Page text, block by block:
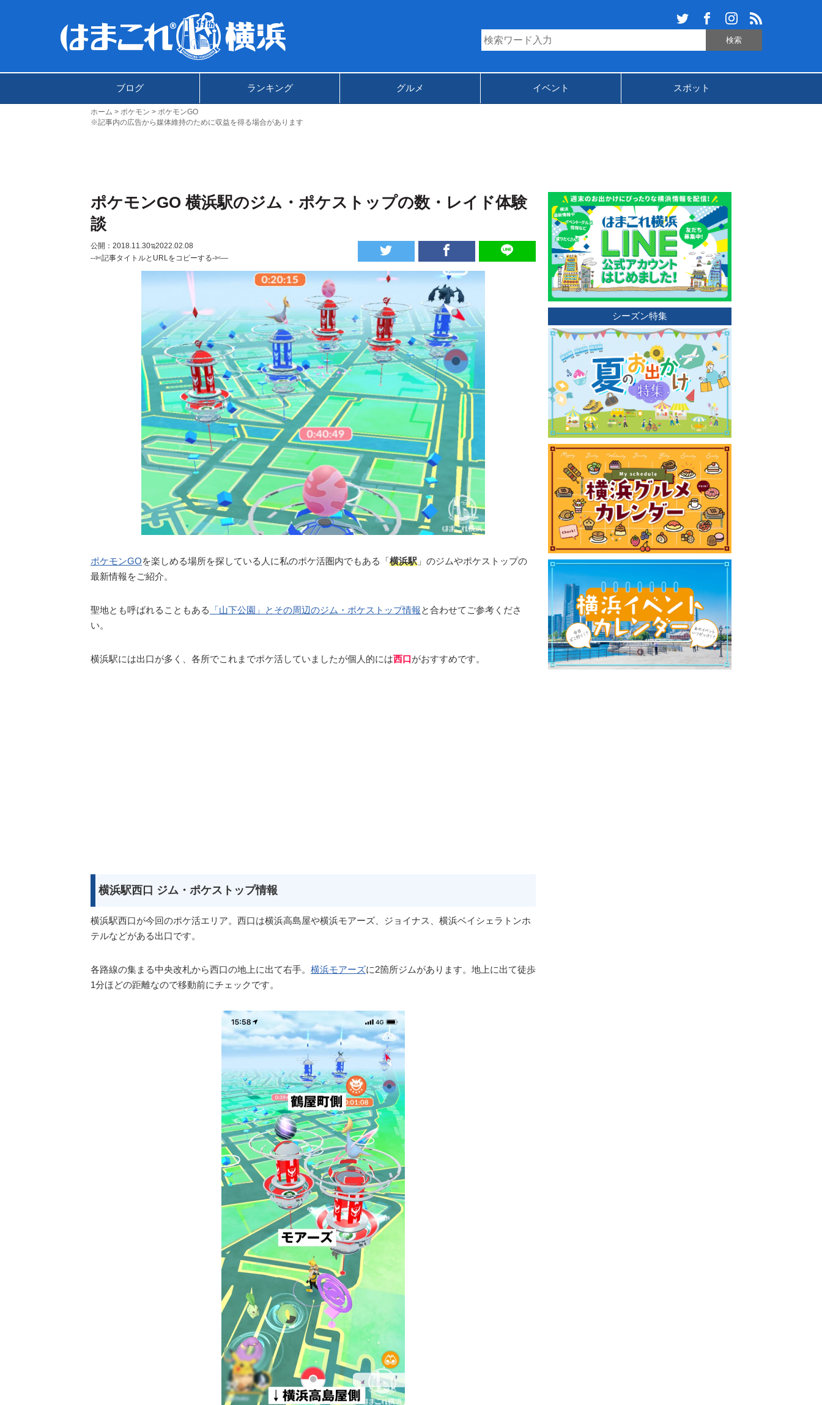
ブログ ランキング グルメ イベント スポット
ホーム ポケモン
ポケモンGO
※記事内の広告から媒体維持のために収益を得る場合があります
ポケモンGO 横浜駅のジム・ポケストップの数・レイド体験
談
公開：2018.11.30ಇ2022.02.08
--✄記事タイトルとURLをコピーする-✄—
ポケモンGOを楽しめる場所を探している人に私のポケ活圏内でもある「横浜駅 」のジムやポケストップの
最新情報をご紹介。
聖地とも呼ばれることもある 「山下公園」とその周辺のジム・ポケストップ情報と合わせてご参考くださ
い。
横浜駅には出口が多く、各所でこれまでポケ活していましたが個人的には西口がおすすめです。
横浜駅西口 ジム・ポケストップ情報
横浜駅西口が今回のポケ活エリア。西口は横浜高島屋や横浜モアーズ、ジョイナス、横浜ベイシェラトンホ
テルなどがある出口です。
各路線の集まる中央改札から西口の地上に出て右手。 横浜モアーズに2箇所ジムがあります。地上に出て徒歩
1分ほどの距離なので移動前にチェックです。
シーズン特集